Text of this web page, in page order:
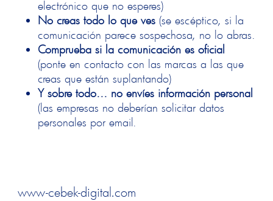
electrónico que no esperes)
No creas todo lo que ves (se escéptico, si la
comunicación parece sospechosa, no lo abras.
Comprueba si la comunicación es oficial
(ponte en contacto con las marcas a las que
creas que están suplantando)
Y sobre todo… no envíes información personal
(las empresas no deberían solicitar datos
personales por email.
www-cebek-digital.com